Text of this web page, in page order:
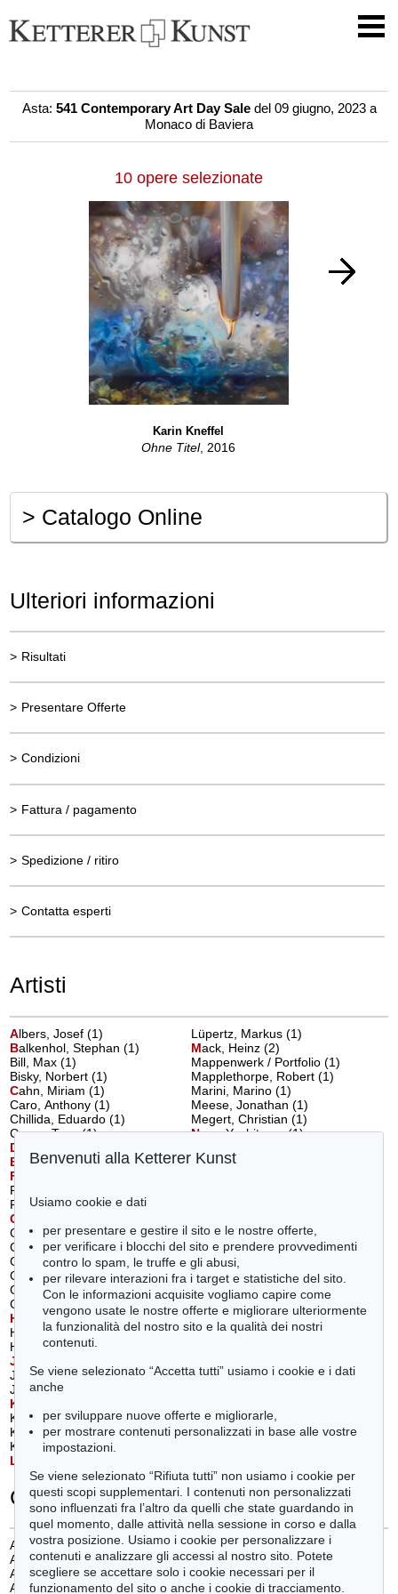
Asta: 541 Contemporary Art Day Saledel 09 giugno, 2023 a
Monaco di Baviera
10 opere selezionate
Karin Kneffel
Ohne Titel, 2016
> Catalogo Online
Ulteriori informazioni
> Risultati
> Presentare Offerte
> Condizioni
> Fattura / pagamento
> Spedizione / ritiro
> Contatta esperti
Artisti
Albers, Josef(1)
Balkenhol, Stephan(1)
Bill, Max (1)
Bisky, Norbert (1)
Cahn, Miriam(1)
Caro, Anthony (1)
Chillida, Eduardo (1)
Cragg, Tony (1)
D
E
rben, Ulrich(1)
F
Förg, Günther (2)
G
Genzken, Isa (1)
Girke, Raimund (2)
Gonschior, Kuno (1)
Grabmayr, Franz (1)
Graubner, Gotthard (1)
Grosse, Katharina (3)
H
aring, Keith(2)
Hartung, Karl (1)
J
Judd, Donald (2)
K
Kirkeby, Per (2)
Kneffel, Karin (1)
Koenig, Fritz (3)
L
Lüpertz, Markus (1)
Mack, Heinz(2)
Mappenwerk / Portfolio (1)
Mapplethorpe, Robert (1)
Marini, Marino (1)
Meese, Jonathan (1)
Megert, Christian (1)
Nara, Yoshitomo(1)
Reyle, Anselm (1)
Richter, Gerhard (6)
Ruff, Thomas (1)
Schultze-Bluhm, Ursula(1)
Schumacher, Emil (2)
Soulages, Pierre (3)
Stöhrer, Walter (3)
V erheyen, Jef(1)
Wurm, Erwin (1)
Zittel, Andrea(1)
Categorie
Arte concettuale/ minimalismo (4)
Arte concreta(1)
Arte figurativa dal 1940 al 1960 (2)
Arte figurativa dal 1970 a oggi(14)
Benvenuti alla Ketterer Kunst
Usiamo cookie e dati
per presentare e gestire il sito e le nostre offerte,
per verificare i blocchi del sito e prendere provvedimenti
contro lo spam, le truffe e gli abusi,
per rilevare interazioni fra i target e statistiche del sito.
Con le informazioni acquisite vogliamo capire come
vengono usate le nostre offerte e migliorare ulteriormente
la funzionalità del nostro sito e la qualità dei nostri
contenuti.
Se viene selezionato “Accetta tutti” usiamo i cookie e i dati
anche
per sviluppare nuove offerte e migliorarle,
per mostrare contenuti personalizzati in base alle vostre
impostazioni.
Se viene selezionato “Rifiuta tutti” non usiamo i cookie per
questi scopi supplementari. I contenuti non personalizzati
sono influenzati fra l’altro da quelli che state guardando in
quel momento, dalle attività nella sessione in corso e dalla
vostra posizione. Usiamo i cookie per personalizzare i
contenuti e analizzare gli accessi al nostro sito. Potete
scegliere se accettare solo i cookie necessari per il
funzionamento del sito o anche i cookie di tracciamento.